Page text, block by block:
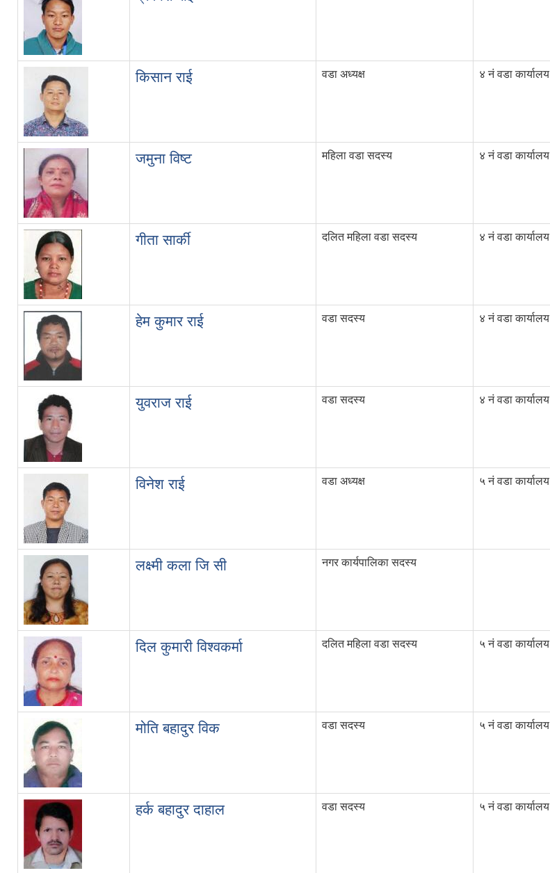
किसान राई वडा अध्यक्ष ४ नं वडा कार्यालय
जमुना विष्ट महिला वडा सदस्य ४ नं वडा कार्यालय
गीता सार्की दलित महिला वडा सदस्य ४ नं वडा कार्यालय
हेम कुमार राई वडा सदस्य ४ नं वडा कार्यालय
युवराज राई वडा सदस्य ४ नं वडा कार्यालय
विनेश राई वडा अध्यक्ष ५ नं वडा कार्यालय
लक्ष्मी कला जि सी नगर कार्यपालिका सदस्य
दिल कुमारी विश्वकर्मा दलित महिला वडा सदस्य ५ नं वडा कार्यालय
मोति बहादुर विक वडा सदस्य ५ नं वडा कार्यालय
हर्क बहादुर दाहाल वडा सदस्य ५ नं वडा कार्यालय